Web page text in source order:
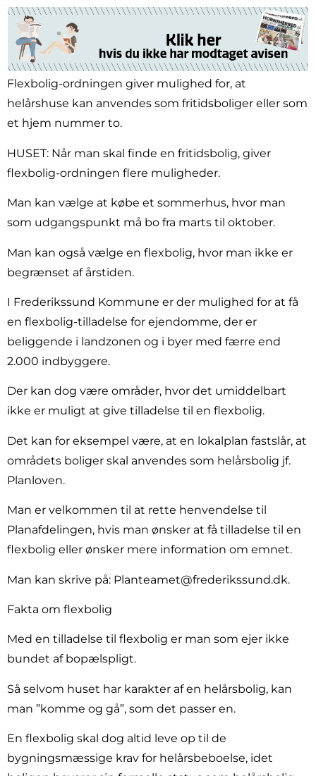
Flexbolig-ordningen giver mulighed for, at
helårshuse kan anvendes som fritidsboliger eller som
et hjem nummer to.
HUSET: Når man skal finde en fritidsbolig, giver
flexbolig-ordningen flere muligheder.
Man kan vælge at købe et sommerhus, hvor man
som udgangspunkt må bo fra marts til oktober.
Man kan også vælge en flexbolig, hvor man ikke er
begrænset af årstiden.
I Frederikssund Kommune er der mulighed for at få
en flexbolig-tilladelse for ejendomme, der er
beliggende i landzonen og i byer med færre end
2.000 indbyggere.
Der kan dog være områder, hvor det umiddelbart
ikke er muligt at give tilladelse til en flexbolig.
Det kan for eksempel være, at en lokalplan fastslår, at
områdets boliger skal anvendes som helårsbolig jf.
Planloven.
Man er velkommen til at rette henvendelse til
Planafdelingen, hvis man ønsker at få tilladelse til en
flexbolig eller ønsker mere information om emnet.
Man kan skrive på: Planteamet@frederikssund.dk.
Fakta om flexbolig
Med en tilladelse til flexbolig er man som ejer ikke
bundet af bopælspligt.
Så selvom huset har karakter af en helårsbolig, kan
man ”komme og gå”, som det passer en.
En flexbolig skal dog altid leve op til de
bygningsmæssige krav for helårsbeboelse, idet